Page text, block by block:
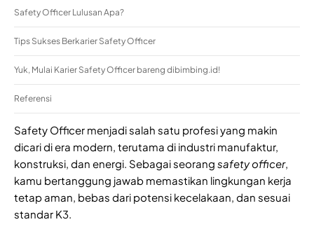
Safety Officer Lulusan Apa?
Tips Sukses Berkarier Safety Officer
Yuk, Mulai Karier Safety Officer bareng dibimbing.id!
Referensi
Safety Officer menjadi salah satu profesi yang makin
dicari di era modern, terutama di industri manufaktur,
konstruksi, dan energi. Sebagai seorang safety officer,
kamu bertanggung jawab memastikan lingkungan kerja
tetap aman, bebas dari potensi kecelakaan, dan sesuai
standar K3.